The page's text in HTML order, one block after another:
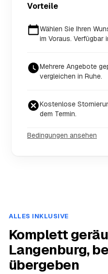
Vorteile
Wählen Sie Ihren
im Voraus. Verfügbar
Mehrere Angebote
vergleichen in Ruhe.
Kostenlose
dem Termin.
Bedingungen ansehen
ALLES INKLUSIVE
Komplett
Langenburg,
übergeben